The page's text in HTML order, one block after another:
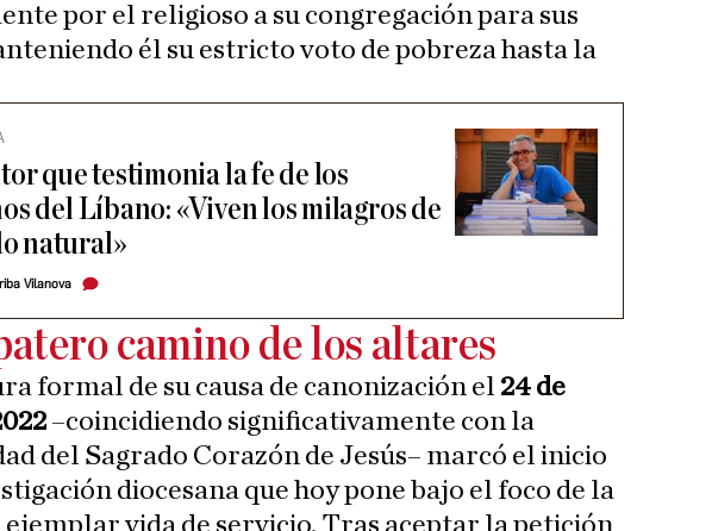
por el religioso a su congregación para sus
él su estricto voto de pobreza hasta la
que testimonia la fe de los
del Líbano: «Viven los milagros de
natural»
Vilanova
camino de los altares
formal de su causa de canonización el 24 de
–coincidiendo significativamente con la
del Sagrado Corazón de Jesús– marcó el inicio
diocesana que hoy pone bajo el foco de la